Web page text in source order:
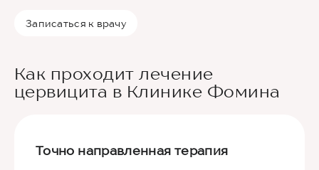
Записаться к врачу
Как проходит лечение
цервицита в Клинике Фомина
Точно направленная терапия